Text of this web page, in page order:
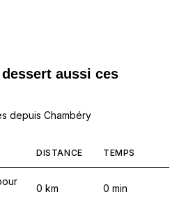
dessert aussi ces
depuis Chambéry
DISTANCE TEMPS
0 km 0 min